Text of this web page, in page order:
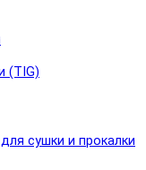
(TIG)
сушки и прокалки